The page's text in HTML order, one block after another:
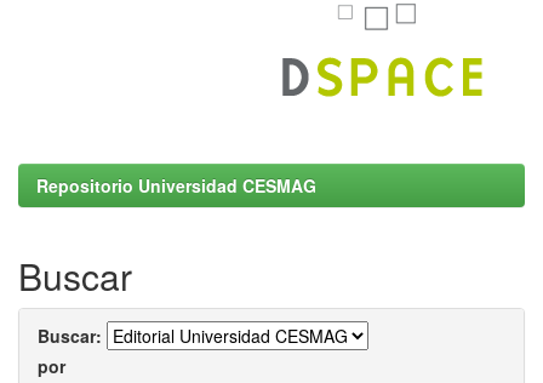
Repositorio Universidad CESMAG
Buscar
Buscar:
por